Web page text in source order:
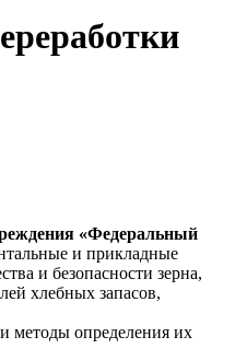
«Федеральный
и прикладные
и безопасности зерна,
хлебных запасов,
методы определения их